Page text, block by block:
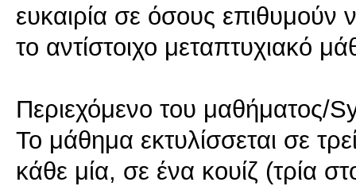
ευκαιρία σε όσους
το αντίστοιχο μεταπτυχιακό
Περιεχόμενο του μαθήματος/
Το μάθημα εκτυλίσσεται σε
κάθε μία, σε ένα κουίζ (τρία